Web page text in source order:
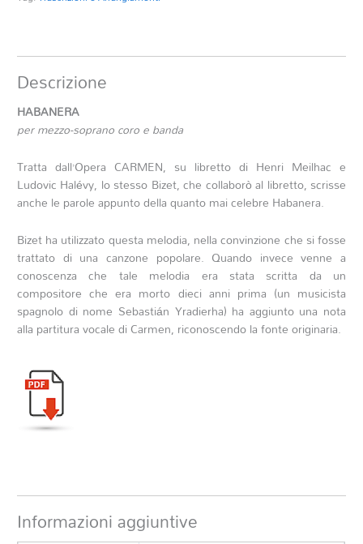
Descrizione
HABANERA
per mezzo-soprano coro e banda
Tratta dall’Opera CARMEN, su libretto di Henri Meilhac e
Ludovic Halévy, lo stesso Bizet, che collaborò al libretto, scrisse
anche le parole appunto della quanto mai celebre Habanera.
Bizet ha utilizzato questa melodia, nella convinzione che si fosse
trattato di una canzone popolare. Quando invece venne a
conoscenza che tale melodia era stata scritta da un
compositore che era morto dieci anni prima (un musicista
spagnolo di nome Sebastián Yradierha) ha aggiunto una nota
alla partitura vocale di Carmen, riconoscendo la fonte originaria.
Informazioni aggiuntive